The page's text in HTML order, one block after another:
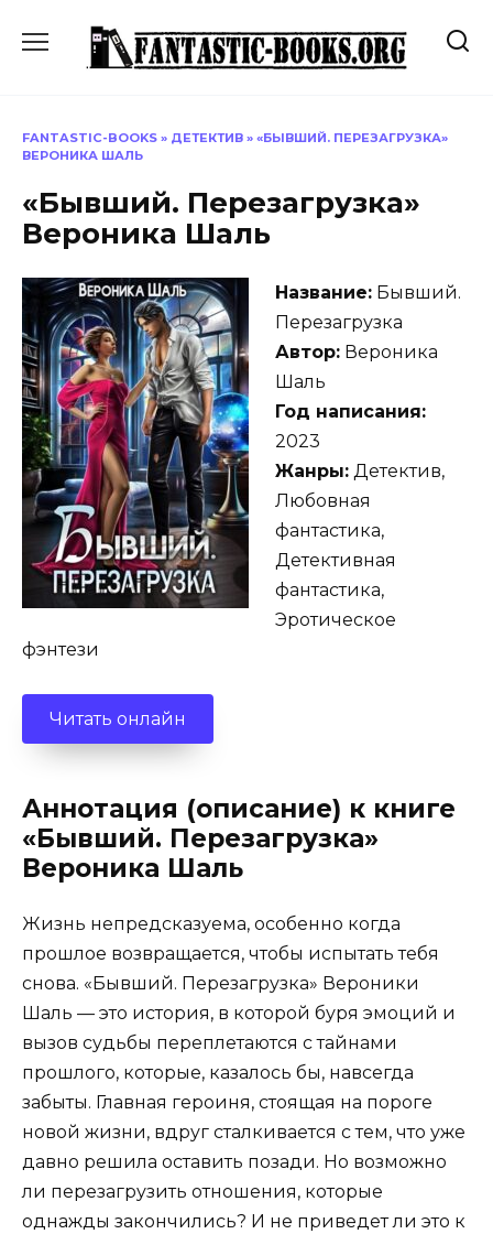
содержанию
FANTASTIC-BOOKS » ДЕТЕКТИВ » «БЫВШИЙ. ПЕРЕЗАГРУЗКА»
ВЕРОНИКА ШАЛЬ
«Бывший. Перезагрузка»
Вероника Шаль
Название: Бывший.
Перезагрузка
Автор: Вероника
Шаль
Год написания:
2023
Жанры: Детектив,
Любовная
фантастика,
Детективная
фантастика,
Эротическое
фэнтези
Читать онлайн
Аннотация (описание) к книге
«Бывший. Перезагрузка»
Вероника Шаль
Жизнь непредсказуема, особенно когда
прошлое возвращается, чтобы испытать тебя
снова. «Бывший. Перезагрузка» Вероники
Шаль — это история, в которой буря эмоций и
вызов судьбы переплетаются с тайнами
прошлого, которые, казалось бы, навсегда
забыты. Главная героиня, стоящая на пороге
новой жизни, вдруг сталкивается с тем, что уже
давно решила оставить позади. Но возможно
ли перезагрузить отношения, которые
однажды закончились? И не приведет ли это к